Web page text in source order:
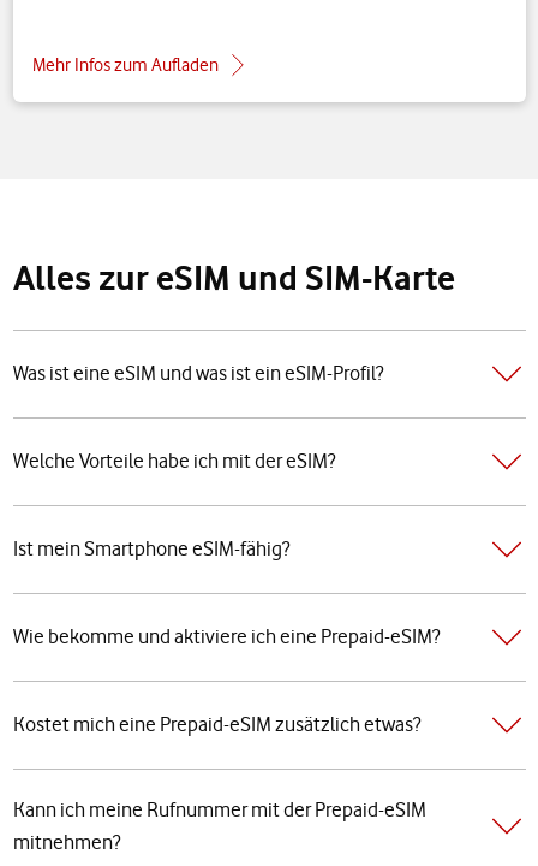
Mehr Infos zum Aufladen
Alles zur eSIM und SIM-Karte
Was ist eine eSIM und was ist ein eSIM-Profil?
Welche Vorteile habe ich mit der eSIM?
Ist mein Smartphone eSIM-fähig?
Wie bekomme und aktiviere ich eine Prepaid-eSIM?
Kostet mich eine Prepaid-eSIM zusätzlich etwas?
Kann ich meine Rufnummer mit der Prepaid-eSIM
mitnehmen?